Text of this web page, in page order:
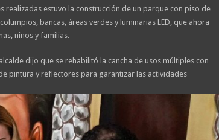
realizadas estuvo la construcción de un parque con piso de
bancas, áreas verdes y luminarias LED, que ahora
niños y familias.
dijo que se rehabilitó la cancha de usos múltiples con
pintura y reflectores para garantizar las actividades